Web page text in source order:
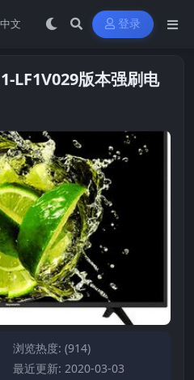
登录
LF1V029版本强刷电
浏览热度: (914)
最近更新: 2020-03-03